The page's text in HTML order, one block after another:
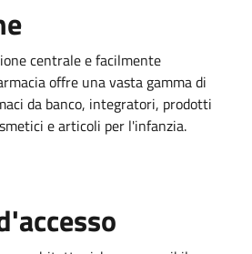
centrale e facilmente
offre una vasta gamma di
da banco, integratori, prodotti
e articoli per l'infanzia.